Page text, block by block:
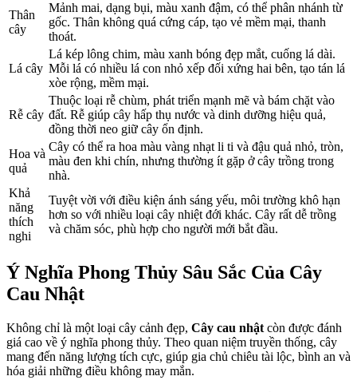
Thân
cây
Mảnh mai, dạng bụi, màu xanh đậm, có thể phân nhánh từ
gốc. Thân không quá cứng cáp, tạo vẻ mềm mại, thanh
thoát.
Lá cây
Lá kép lông chim, màu xanh bóng đẹp mắt, cuống lá dài.
Mỗi lá có nhiều lá con nhỏ xếp đối xứng hai bên, tạo tán lá
xòe rộng, mềm mại.
Rễ cây
Thuộc loại rễ chùm, phát triển mạnh mẽ và bám chặt vào
đất. Rễ giúp cây hấp thụ nước và dinh dưỡng hiệu quả,
đồng thời neo giữ cây ổn định.
Hoa và
quả
Cây có thể ra hoa màu vàng nhạt li ti và đậu quả nhỏ, tròn,
màu đen khi chín, nhưng thường ít gặp ở cây trồng trong
nhà.
Khả
năng
thích
nghi
Tuyệt vời với điều kiện ánh sáng yếu, môi trường khô hạn
hơn so với nhiều loại cây nhiệt đới khác. Cây rất dễ trồng
và chăm sóc, phù hợp cho người mới bắt đầu.
Ý Nghĩa Phong Thủy Sâu Sắc Của Cây
Cau Nhật
Không chỉ là một loại cây cảnh đẹp, Cây cau nhật còn được đánh
giá cao về ý nghĩa phong thủy. Theo quan niệm truyền thống, cây
mang đến năng lượng tích cực, giúp gia chủ chiêu tài lộc, bình an và
hóa giải những điều không may mắn.